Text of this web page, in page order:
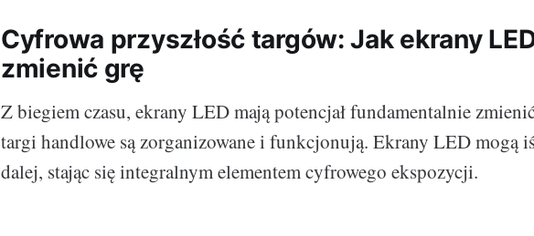
Cyfrowa przyszłość targów: Jak ekrany
zmienić grę
Z biegiem czasu, ekrany LED mają potencjał fundamentalnie
targi handlowe są zorganizowane i funkcjonują. Ekrany LED mogą
dalej, stając się integralnym elementem cyfrowego ekspozycji.